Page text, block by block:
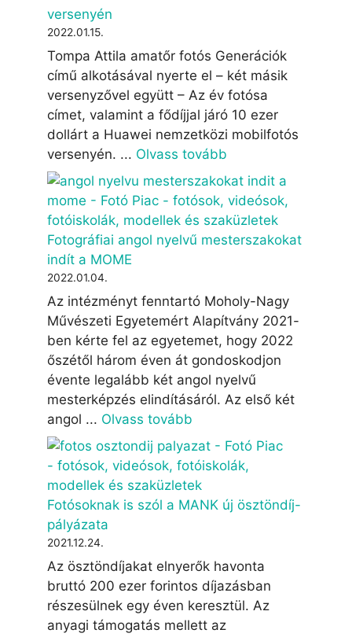
versenyén
2022.01.15.
Tompa Attila amatőr fotós Generációk
című alkotásával nyerte el – két másik
versenyzővel együtt – Az év fotósa
címet, valamint a fődíjjal járó 10 ezer
dollárt a Huawei nemzetközi mobilfotós
versenyén. ... Olvass tovább
Fotográfiai angol nyelvű mesterszakokat
indít a MOME
2022.01.04.
Az intézményt fenntartó Moholy-Nagy
Művészeti Egyetemért Alapítvány 2021-
ben kérte fel az egyetemet, hogy 2022
őszétől három éven át gondoskodjon
évente legalább két angol nyelvű
mesterképzés elindításáról. Az első két
angol ... Olvass tovább
Fotósoknak is szól a MANK új ösztöndíj-
pályázata
2021.12.24.
Az ösztöndíjakat elnyerők havonta
bruttó 200 ezer forintos díjazásban
részesülnek egy éven keresztül. Az
anyagi támogatás mellett az